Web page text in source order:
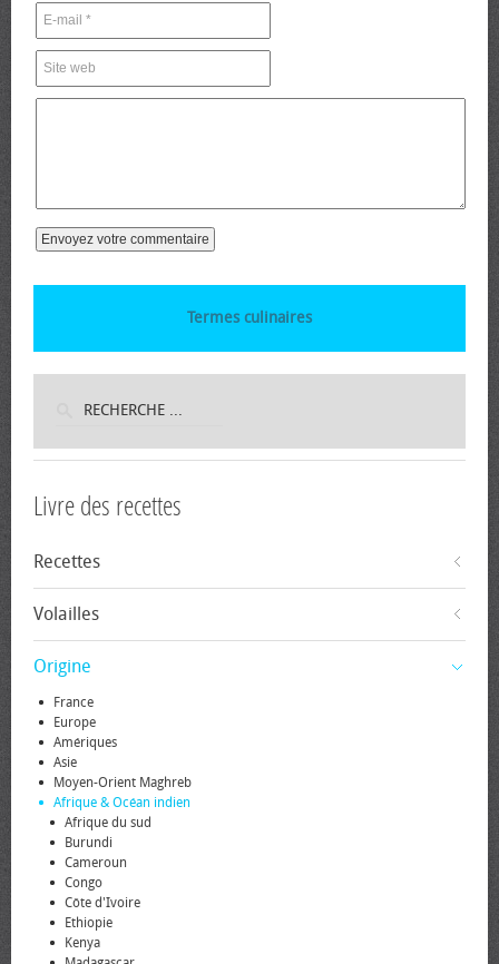
Termes culinaires
Livre des recettes
Recettes
Volailles
Origine
France
Europe
Amériques
Asie
Moyen-Orient Maghreb
Afrique & Océan indien
Afrique du sud
Burundi
Cameroun
Congo
Côte d'Ivoire
Ethiopie
Kenya